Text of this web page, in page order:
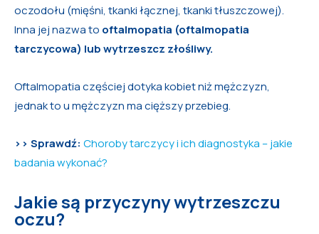
oczodołu (mięśni, tkanki łącznej, tkanki tłuszczowej).
Inna jej nazwa to oftalmopatia (oftalmopatia
tarczycowa) lub wytrzeszcz złośliwy.
Oftalmopatia częściej dotyka kobiet niż mężczyzn,
jednak to u mężczyzn ma cięższy przebieg.
>> Sprawdź: Choroby tarczycy i ich diagnostyka – jakie
badania wykonać?
Jakie są przyczyny wytrzeszczu
oczu?